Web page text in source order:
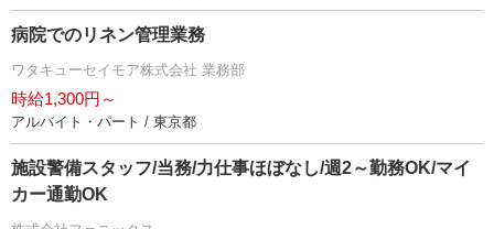
病院でのリネン管理業務
ワタキューセイモア株式会社 業務部
時給1,300円～
アルバイト・パート / 東京都
施設警備スタッフ/当務/力仕事ほぼなし/週2～勤務OK/マイ
カー通勤OK